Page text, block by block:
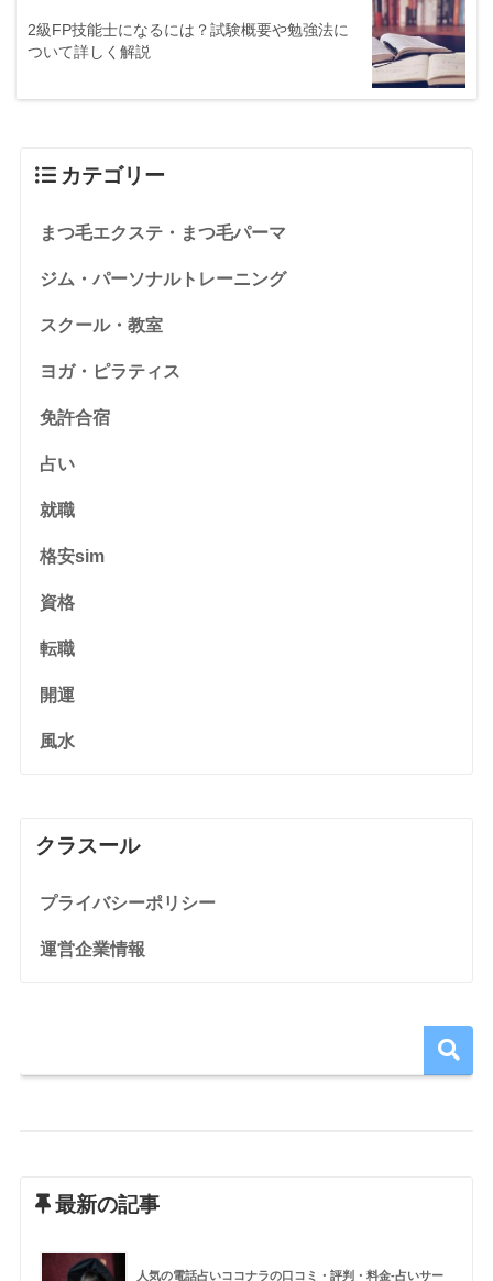
2級FP技能士になるには？試験概要や勉強法に
ついて詳しく解説
カテゴリー
まつ毛エクステ・まつ毛パーマ
ジム・パーソナルトレーニング
スクール・教室
ヨガ・ピラティス
免許合宿
占い
就職
格安sim
資格
転職
開運
風水
クラスール
プライバシーポリシー
運営企業情報
最新の記事
人気の電話占いココナラの口コミ・評判・料金-占いサー